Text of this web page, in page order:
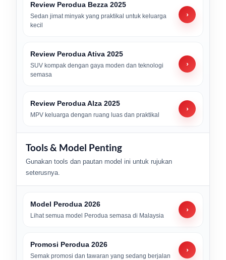
Review Perodua Bezza 2025
Sedan jimat minyak yang praktikal untuk keluarga
kecil
›
Review Perodua Ativa 2025
SUV kompak dengan gaya moden dan teknologi
semasa
›
Review Perodua Alza 2025
MPV keluarga dengan ruang luas dan praktikal
›
Tools & Model Penting
Gunakan tools dan pautan model ini untuk rujukan
seterusnya.
Model Perodua 2026
Lihat semua model Perodua semasa di Malaysia
›
Promosi Perodua 2026
Semak promosi dan tawaran yang sedang berjalan
›